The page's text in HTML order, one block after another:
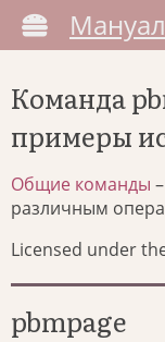
Команда
примеры
Общие команды
различным
Licensed under
pbmpage